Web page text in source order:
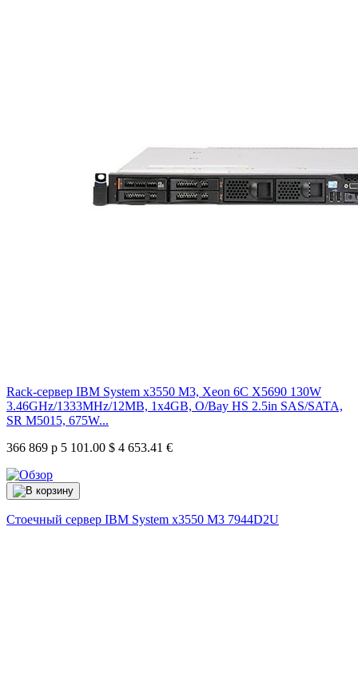
Rack-сервер IBM System x3550 M3, Xeon 6C X5690 130W
3.46GHz/1333MHz/12MB, 1x4GB, O/Bay HS 2.5in SAS/SATA,
SR M5015, 675W...
366 869 р 5 101.00 $ 4 653.41 €
Стоечный сервер IBM System x3550 M3 7944D2U